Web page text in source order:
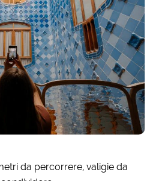
da percorrere, valigie da